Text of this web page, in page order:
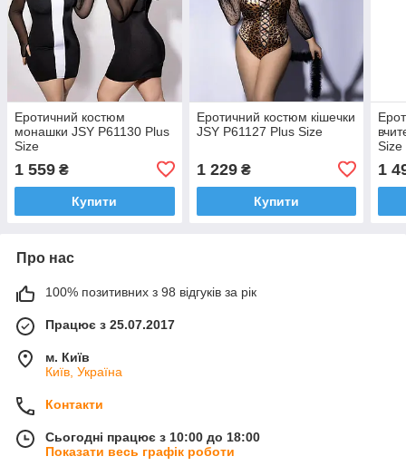
Еротичний костюм
монашки JSY P61130 Plus
Size
1 559 ₴
Купити
Еротичний костюм кішечки
JSY P61127 Plus Size
1 229₴
Купити
Size
1
Про нас
100% позитивних з 98 відгуків за рік
Працює з 25.07.2017
м. Київ
Київ, Україна
Контакти
Сьогодні працює з 10:00 до 18:00
Показати весь графік роботи